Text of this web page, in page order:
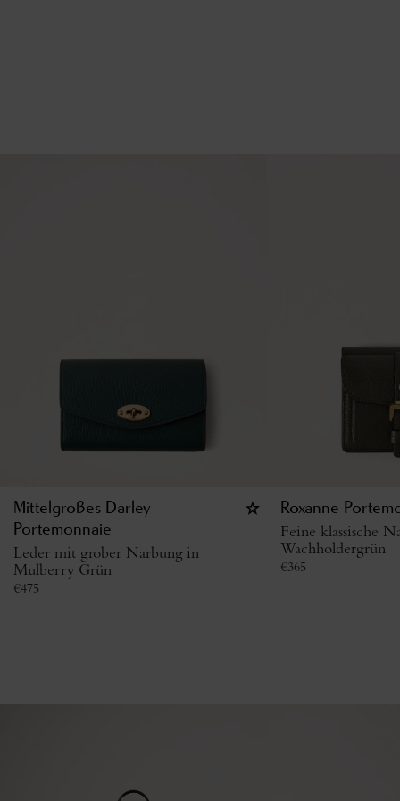
Mittelgroßes Darley
Portemonnaie
Leder mit grober Narbung in
Mulberry Grün
€475
Roxanne
Feine klassische
Wachholdergrün
€365